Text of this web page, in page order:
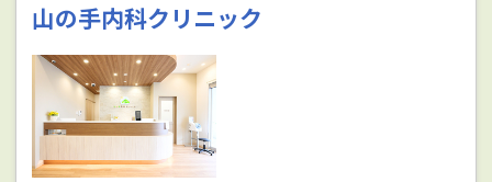
山の手内科クリニック